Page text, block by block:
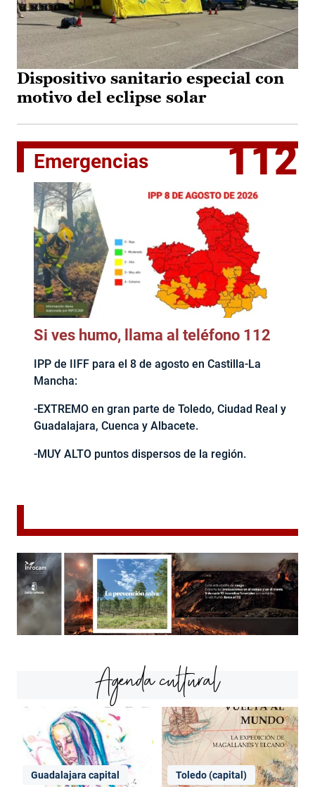
Dispositivo sanitario especial con
motivo del eclipse solar
Emergencias 112
Si ves humo, llama al teléfono 112
IPP de IIFF para el 8 de agosto en Castilla-La
Mancha:
-EXTREMO en gran parte de Toledo, Ciudad Real y
Guadalajara, Cuenca y Albacete.
-MUY ALTO puntos dispersos de la región.
Agenda cultural
Guadalajara capital Toledo (capital)